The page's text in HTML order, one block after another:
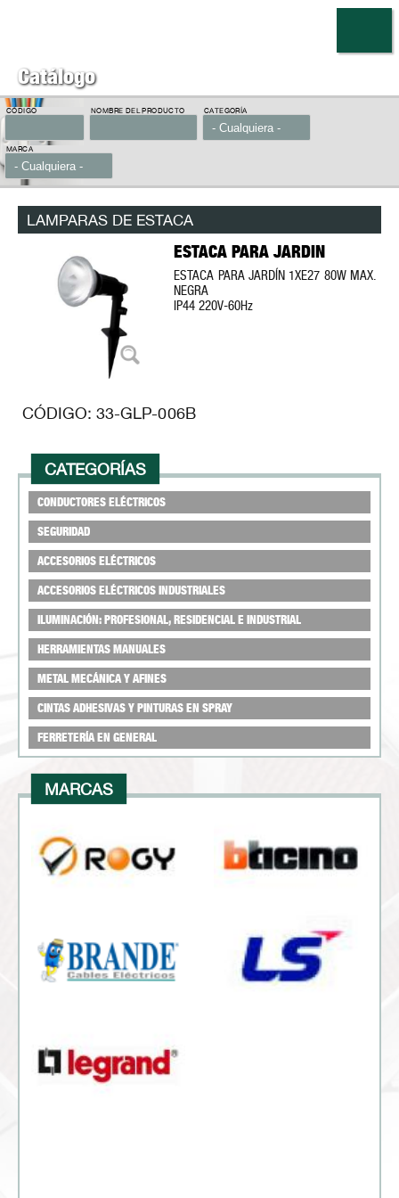
Catálogo
CÓDIGO NOMBRE DEL PRODUCTO CATEGORÍA
MARCA
LAMPARAS DE ESTACA
ESTACA PARA JARDIN
ESTACA PARA JARDÍN 1XE27 80W MAX.
NEGRA
IP44 220V-60Hz
CÓDIGO: 33-GLP-006B
CATEGORÍAS
CONDUCTORES ELÉCTRICOS
SEGURIDAD
ACCESORIOS ELÉCTRICOS
ACCESORIOS ELÉCTRICOS INDUSTRIALES
ILUMINACIÓN: PROFESIONAL, RESIDENCIAL E INDUSTRIAL
HERRAMIENTAS MANUALES
METAL MECÁNICA Y AFINES
CINTAS ADHESIVAS Y PINTURAS EN SPRAY
FERRETERÍA EN GENERAL
MARCAS